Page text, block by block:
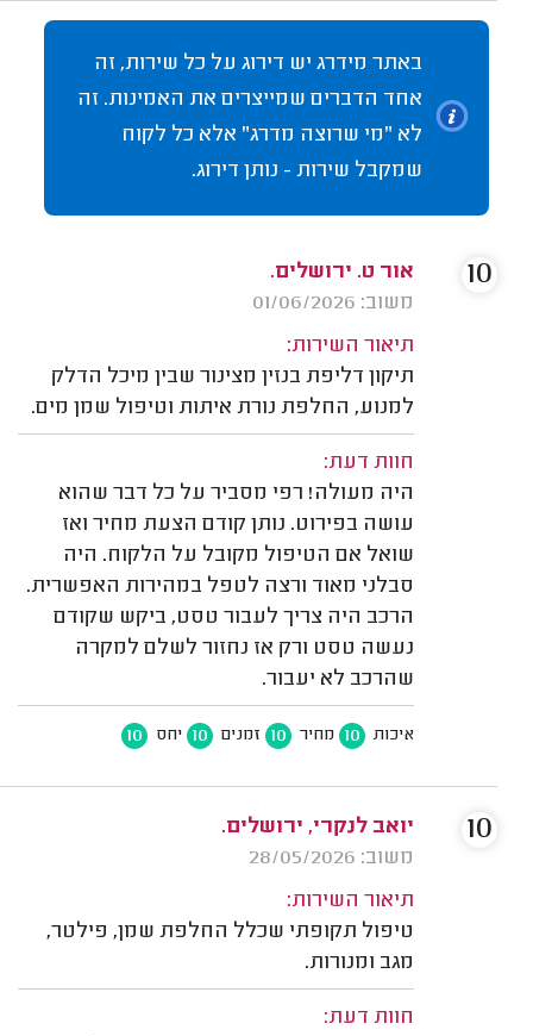
באתר מידרג יש דירוג על כל שירות, זה
אחד הדברים שמייצרים את האמינות. זה
לא "מי שרוצה מדרג" אלא כל לקוח
שמקבל שירות - נותן דירוג.
אור ט. ירושלים.
משוב: 01/06/2026
תיאור השירות:
תיקון דליפת בנזין מצינור שבין מיכל הדלק
למנוע, החלפת נורת איתות וטיפול שמן מים.
חוות דעת:
היה מעולה! רפי מסביר על כל דבר שהוא
עושה בפירוט. נותן קודם הצעת מחיר ואז
שואל אם הטיפול מקובל על הלקוח. היה
סבלני מאוד ורצה לטפל במהירות האפשרית.
הרכב היה צריך לעבור טסט, ביקש שקודם
נעשה טסט ורק אז נחזור לשלם למקרה
שהרכב לא יעבור.
איכות 10 מחיר 10 זמנים 10 יחס 10
10
יואב לנקרי, ירושלים.
משוב: 28/05/2026
תיאור השירות:
טיפול תקופתי שכלל החלפת שמן, פילטר,
מגב ומנורות.
חוות דעת:
10